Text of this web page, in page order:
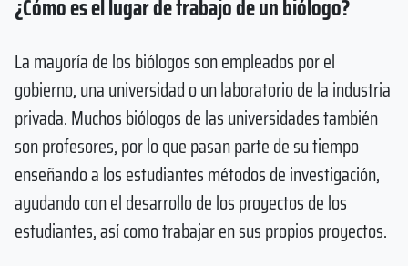
¿Cómo es el lugar de trabajo de un biólogo?
La mayoría de los biólogos son empleados por el
gobierno, una universidad o un laboratorio de la industria
privada. Muchos biólogos de las universidades también
son profesores, por lo que pasan parte de su tiempo
enseñando a los estudiantes métodos de investigación,
ayudando con el desarrollo de los proyectos de los
estudiantes, así como trabajar en sus propios proyectos.